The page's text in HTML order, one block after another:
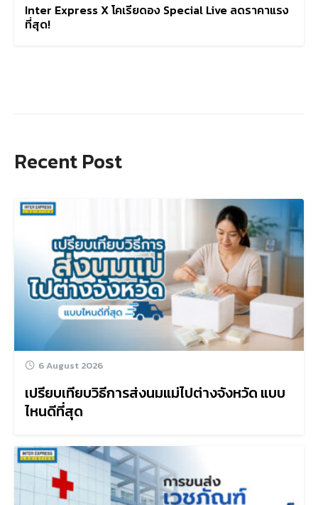
Inter Express X โคเรียดอง Special Live ลดราคาแรง
ที่สุด!
Recent Post
6 August 2026
เปรียบเทียบวิธีการส่งนมแม่ไปต่างจังหวัด แบบ
ไหนดีที่สุด